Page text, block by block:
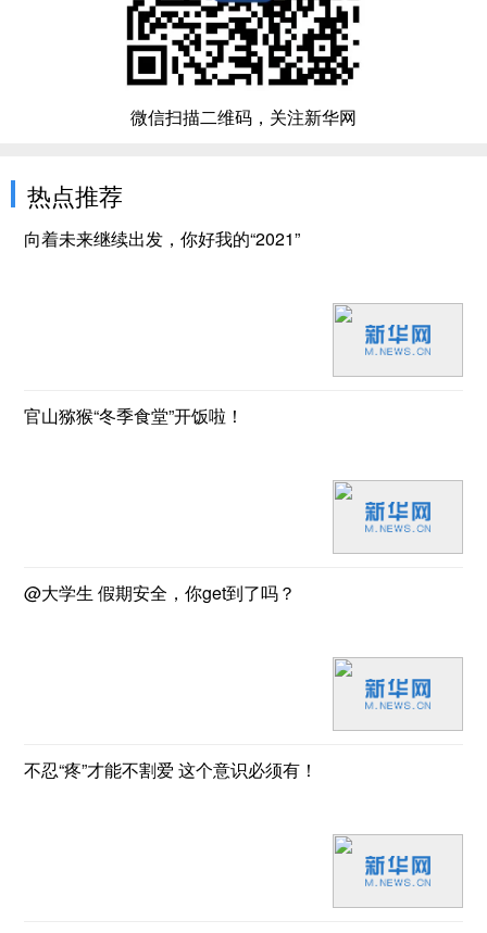
微信扫描二维码，关注新华网
热点推荐
向着未来继续出发，你好我的“2021”
官山猕猴“冬季食堂”开饭啦！
@大学生 假期安全，你get到了吗？
不忍“疼”才能不割爱 这个意识必须有！